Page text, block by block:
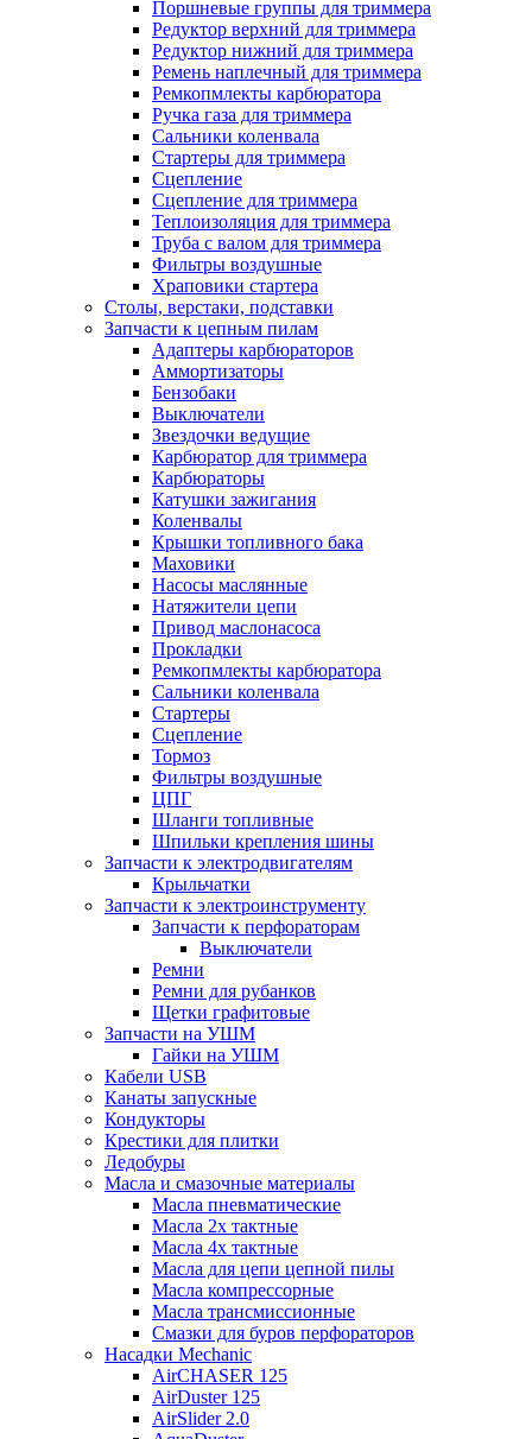
Поршневые группы для триммера
Редуктор верхний для триммера
Редуктор нижний для триммера
Ремень наплечный для триммера
Ремкопмлекты карбюратора
Ручка газа для триммера
Сальники коленвала
Стартеры для триммера
Сцепление
Сцепление для триммера
Теплоизоляция для триммера
Труба с валом для триммера
Фильтры воздушные
Храповики стартера
Столы, верстаки, подставки
Запчасти к цепным пилам
Адаптеры карбюраторов
Аммортизаторы
Бензобаки
Выключатели
Звездочки ведущие
Карбюратор для триммера
Карбюраторы
Катушки зажигания
Коленвалы
Крышки топливного бака
Маховики
Насосы маслянные
Натяжители цепи
Привод маслонасоса
Прокладки
Ремкопмлекты карбюратора
Сальники коленвала
Стартеры
Сцепление
Тормоз
Фильтры воздушные
ЦПГ
Шланги топливные
Шпильки крепления шины
Запчасти к электродвигателям
Крыльчатки
Запчасти к электроинструменту
Запчасти к перфораторам
Выключатели
Ремни
Ремни для рубанков
Щетки графитовые
Запчасти на УШМ
Гайки на УШМ
Кабели USB
Канаты запускные
Кондукторы
Крестики для плитки
Ледобуры
Масла и смазочные материалы
Масла пневматические
Масла 2х тактные
Масла 4х тактные
Масла для цепи цепной пилы
Масла компрессорные
Масла трансмиссионные
Смазки для буров перфораторов
Насадки Mechanic
AirCHASER 125
AirDuster 125
AirSlider 2.0